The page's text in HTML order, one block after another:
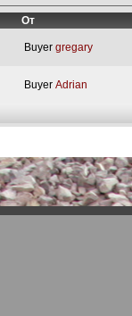
От
Buyer gregary
Buyer Adrian